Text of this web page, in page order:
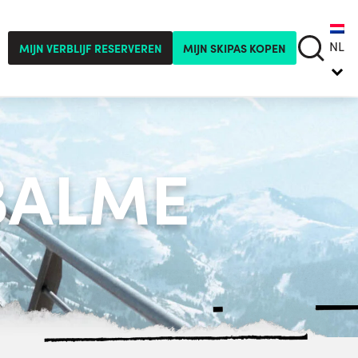
MIJN VERBLIJF RESERVEREN MIJN SKIPAS KOPEN NL